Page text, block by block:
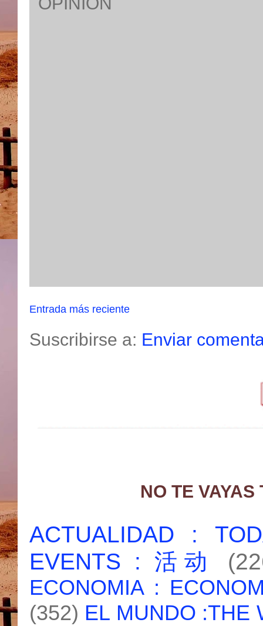
Entrada más reciente
Suscribirse a: Enviar
NO TE
ACTUALIDAD :
EVENTS : 活动
ECONOMIA :
(352) EL MUNDO :THE